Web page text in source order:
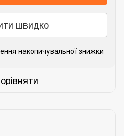
швидко
накопичувальної знижки